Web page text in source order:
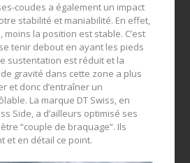
coudes a également un impact
stabilité et maniabilité. En effet,
la position est stable. C’est
tenir debout en ayant les pieds
sustentation est réduit et la
gravité dans cette zone a plus
et donc d’entraîner un
La marque DT Swiss, en
Side, a d’ailleurs optimisé ses
“couple de braquage”. Ils
et en détail ce point.